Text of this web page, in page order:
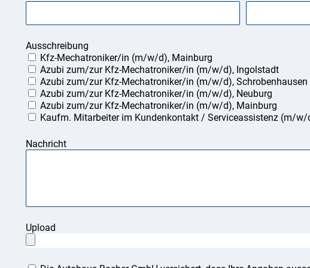
Ausschreibung
Kfz-Mechatroniker/in (m/w/d), Mainburg
Azubi zum/zur Kfz-Mechatroniker/in (m/w/d), Ingolstadt
Azubi zum/zur Kfz-Mechatroniker/in (m/w/d), Schrobenhausen
Azubi zum/zur Kfz-Mechatroniker/in (m/w/d), Neuburg
Azubi zum/zur Kfz-Mechatroniker/in (m/w/d), Mainburg
Kaufm. Mitarbeiter im Kundenkontakt / Serviceassistenz (m/
Nachricht
Upload